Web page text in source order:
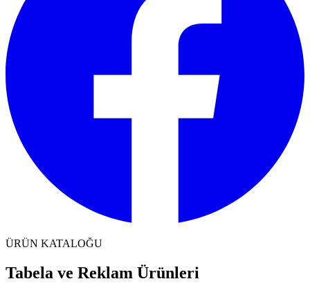
ÜRÜN KATALOĞU
Tabela ve Reklam Ürünleri